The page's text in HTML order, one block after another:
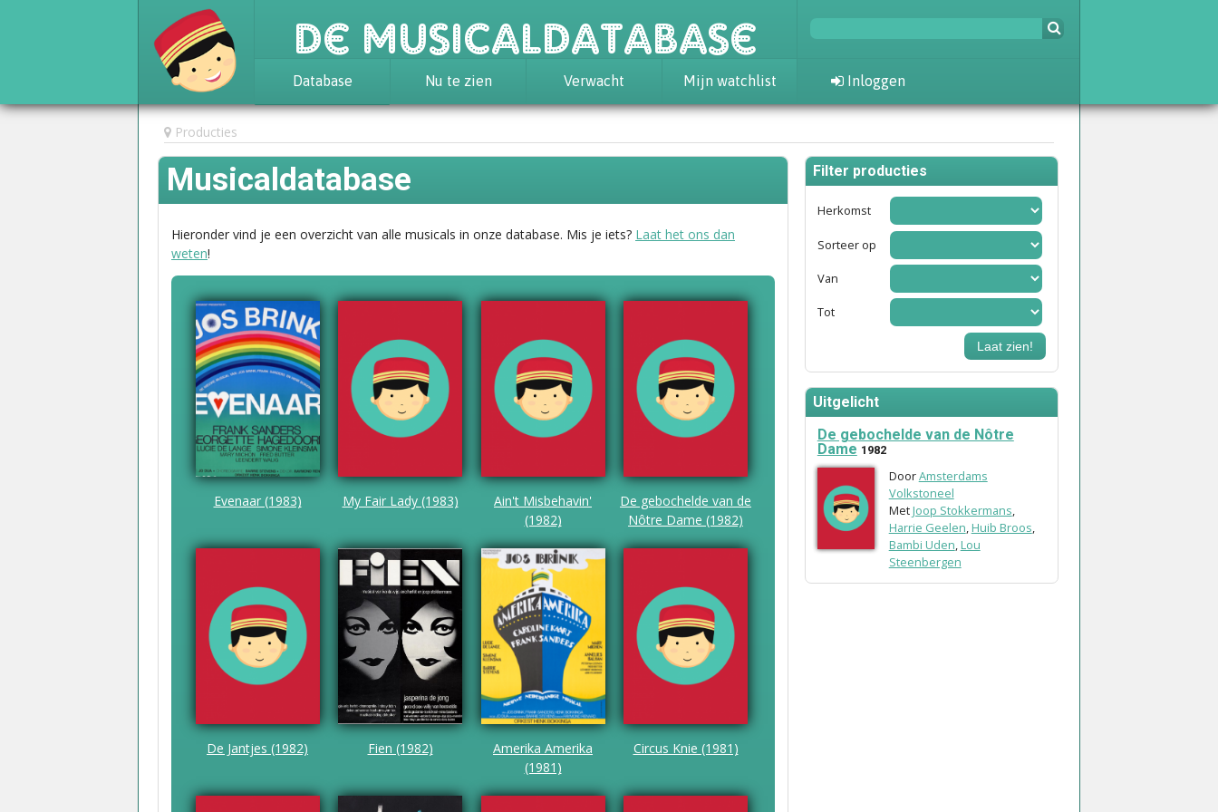
De Musicaldatabase
Database
Achtergrond
Awards
Statistieken
Nu te zien Verwacht Mijn watchlist Inloggen
Producties
Musicaldatabase
Hieronder vind je een overzicht van alle musicals in onze database. Mis je iets? Laat het ons dan
weten!
Evenaar (1983) My Fair Lady (1983)
Ain't Misbehavin'
(1982)
De gebochelde van de
Nôtre Dame (1982)
De Jantjes (1982) Fien (1982)
Amerika Amerika
(1981)
Circus Knie (1981)
Filter producties
Herkomst
Sorteer op
Van
Tot
Laat zien!
Uitgelicht
De gebochelde van de Nôtre
Dame 1982
DoorAmsterdams
Volkstoneel
MetJoop Stokkermans,
Harrie Geelen,Huib Broos,
Bambi Uden,Lou
Steenbergen